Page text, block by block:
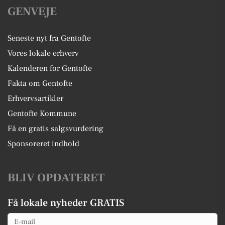
GENVEJE
Seneste nyt fra Gentofte
Vores lokale erhverv
Kalenderen for Gentofte
Fakta om Gentofte
Erhvervsartikler
Gentofte Kommune
Få en gratis salgsvurdering
Sponsoreret indhold
BLIV OPDATERET
Få lokale nyheder GRATIS
Email